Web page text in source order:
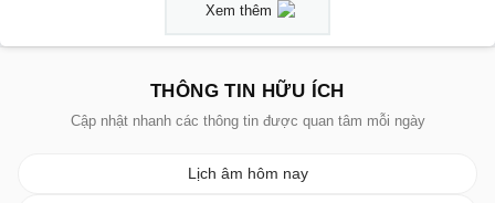
Xem thêm
THÔNG TIN HỮU ÍCH
Cập nhật nhanh các thông tin được quan tâm mỗi ngày
Lịch âm hôm nay